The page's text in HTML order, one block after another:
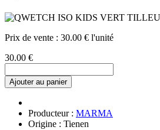
Prix de vente : 30.00 € l'unité
30.00 €
Ajouter au panier
Producteur : MARMA
Origine : Tienen